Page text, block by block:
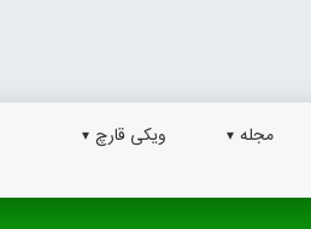
مجله ویکی قارچ